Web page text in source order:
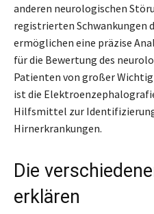
anderen neurologischen
registrierten Schwankungen
ermöglichen eine präzise
für die Bewertung des
Patienten von großer
ist die
Hilfsmittel zur
Hirnerkrankungen.
Die
erklären